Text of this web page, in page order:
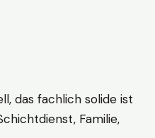
das fachlich solide ist
Familie,